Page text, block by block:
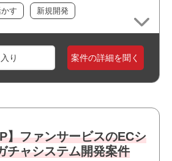
す 新規開発
ます
ます
ンを担えます
す
われます
案件の詳細を聞く
ファンサービスのECシ
チャシステム開発案件
ント
ます
ます
ます
携われます
す
が活躍しています
です
ジニア
on Rails
験